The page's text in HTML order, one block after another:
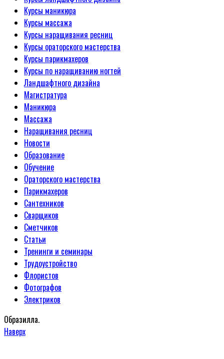
Курсы маникюра
Курсы массажа
Курсы наращивания ресниц
Курсы ораторского мастерства
Курсы парикмахеров
Курсы по наращиванию ногтей
Ландшафтного дизайна
Магистратура
Маникюра
Массажа
Наращивания ресниц
Новости
Образование
Обучение
Ораторского мастерства
Парикмахеров
Сантехников
Сварщиков
Сметчиков
Статьи
Тренинги и семинары
Трудоустройство
Флористов
Фотографов
Электриков
Образилла.
Наверх